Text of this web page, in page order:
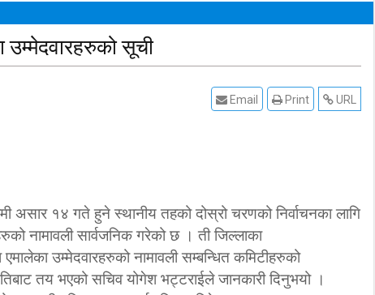
सूची
URL
Print
Email
१४ गते हुने स्थानीय तहको दोस्रो चरणको निर्वाचनका लागि
नामावली सार्वजनिक गरेको छ । ती जिल्लाका
एमालेका उम्मेदवारहरुको नामावली सम्बन्धित कमिटीहरुको
तय भएको सचिव योगेश भट्टराईले जानकारी दिनुभयो ।